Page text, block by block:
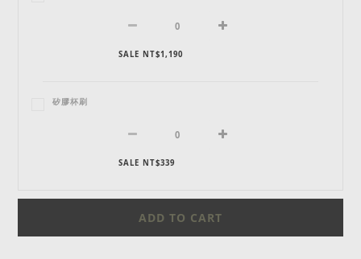
SALE NT$1,190
矽膠杯刷
SALE NT$339
ADD TO CART